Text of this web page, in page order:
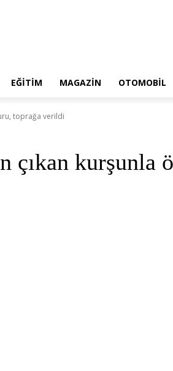
EĞITIM MAGAZIN OTOMOBIL
toprağa verildi
çıkan